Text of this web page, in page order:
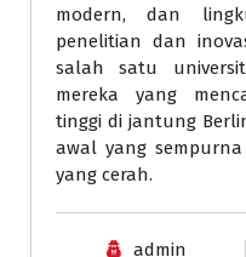
modern, dan
penelitian dan
salah satu
mereka yang
tinggi di jantung
awal yang
yang cerah.
admin